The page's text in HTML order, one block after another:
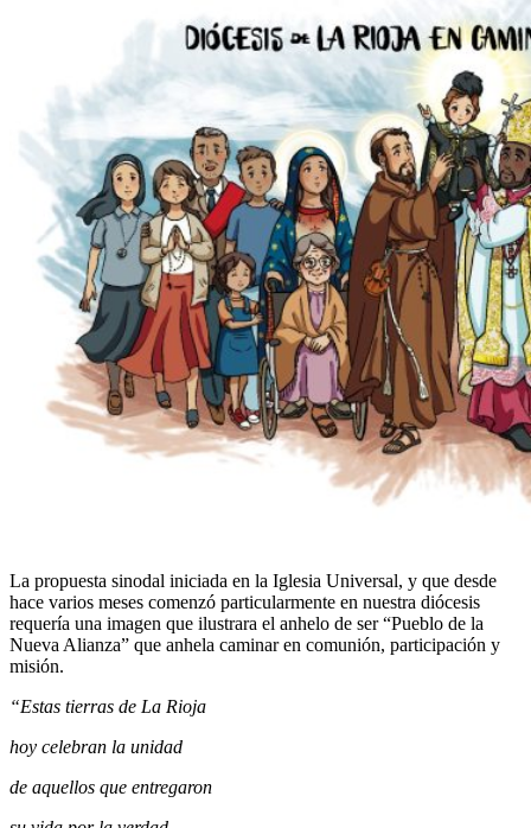
La propuesta sinodal iniciada en la Iglesia Universal, y que desde
hace varios meses comenzó particularmente en nuestra diócesis
requería una imagen que ilustrara el anhelo de ser “Pueblo de la
Nueva Alianza” que anhela caminar en comunión, participación y
misión.
“Estas tierras de La Rioja
hoy celebran la unidad
de aquellos que entregaron